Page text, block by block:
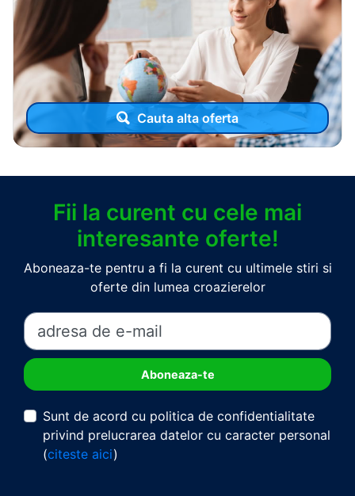
Cauta alta oferta
Fii la curent cu cele mai
interesante oferte!
Aboneaza-te pentru a fi la curent cu ultimele stiri si
oferte din lumea croazierelor
Sunt de acord cu politica de confidentialitate
privind prelucrarea datelor cu caracter personal
(citeste aici)